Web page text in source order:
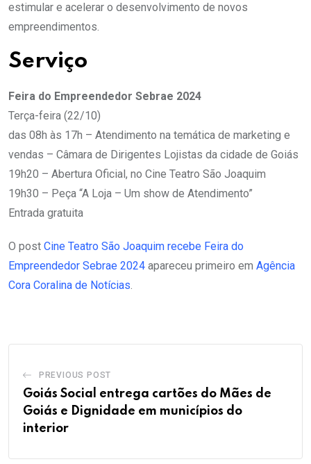
estimular e acelerar o desenvolvimento de novos
empreendimentos.
Serviço
Feira do Empreendedor Sebrae 2024
Terça-feira (22/10)
das 08h às 17h – Atendimento na temática de marketing e
vendas – Câmara de Dirigentes Lojistas da cidade de Goiás
19h20 – Abertura Oficial, no Cine Teatro São Joaquim
19h30 – Peça “A Loja – Um show de Atendimento”
Entrada gratuita
O post Cine Teatro São Joaquim recebe Feira do
Empreendedor Sebrae 2024 apareceu primeiro em Agência
Cora Coralina de Notícias.
PREVIOUS POST
Goiás Social entrega cartões do Mães de
Goiás e Dignidade em municípios do
interior